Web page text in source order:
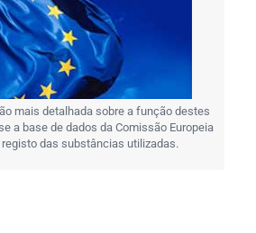
mais detalhada sobre a função destes
a base de dados da Comissão Europeia
das substâncias utilizadas.